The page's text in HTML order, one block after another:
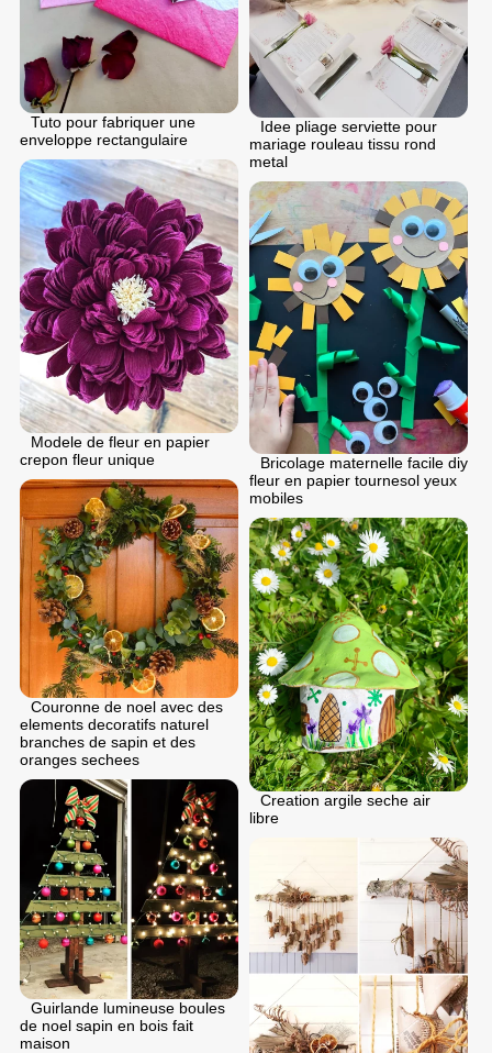
Tuto pour fabriquer une
enveloppe rectangulaire
Idee pliage serviette pour
mariage rouleau tissu rond
metal
Modele de fleur en papier
crepon fleur unique
Bricolage maternelle facile diy
fleur en papier tournesol yeux
mobiles
Couronne de noel avec des
elements decoratifs naturel
branches de sapin et des
oranges sechees
Creation argile seche air
libre
Guirlande lumineuse boules
de noel sapin en bois fait
maison